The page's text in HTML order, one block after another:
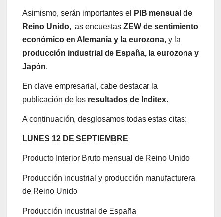
Asimismo, serán importantes el
PIB mensual de
Reino Unido, las encuestas ZEW de sentimiento
económico en Alemania y la eurozona, y la
producción industrial de España, la eurozona y
Japón.
En clave empresarial, cabe destacar la
publicación de los resultados de Inditex.
A continuación, desglosamos todas estas citas:
LUNES 12 DE SEPTIEMBRE
Producto Interior Bruto mensual de Reino Unido
Producción industrial y producción manufacturera
de Reino Unido
Producción industrial de España